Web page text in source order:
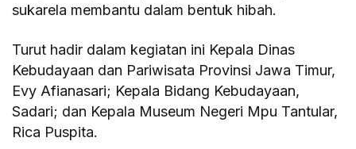
sukarela membantu dalam bentuk hibah.
Turut hadir dalam kegiatan ini Kepala Dinas
Kebudayaan dan Pariwisata Provinsi Jawa Timur,
Evy Afianasari; Kepala Bidang Kebudayaan,
Sadari; dan Kepala Museum Negeri Mpu Tantular,
Rica Puspita.